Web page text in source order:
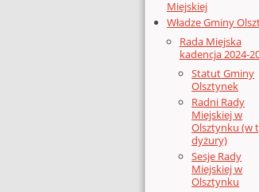
Miejskiej
Władze Gminy
Rada Miejska
kadencja 2024-
Statut Gminy
Olsztynek
Radni Rady
Miejskiej w
Olsztynku (w
dyżury)
Sesje Rady
Miejskiej w
Olsztynku